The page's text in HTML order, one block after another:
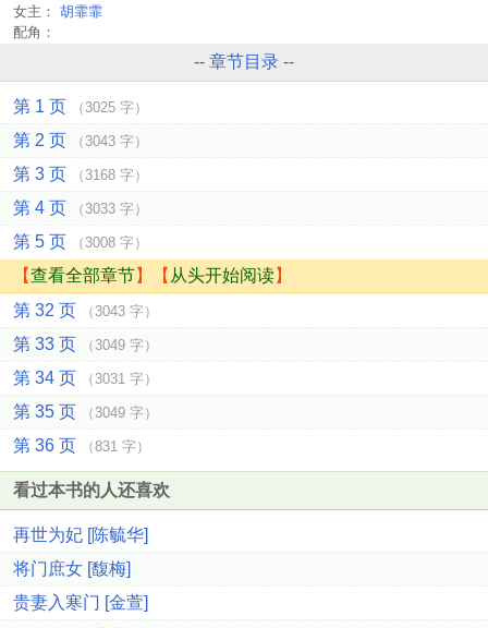
女主： 胡霏霏
配角：
-- 章节目录 --
第 1 页 （3025 字）
第 2 页 （3043 字）
第 3 页 （3168 字）
第 4 页 （3033 字）
第 5 页 （3008 字）
【查看全部章节】【 从头开始阅读】
第 32 页
（3043 字）
第 33 页 （3049 字）
第 34 页 （3031 字）
第 35 页 （3049 字）
第 36 页 （831 字）
看过本书的人还喜欢
再世为妃 [陈毓华]
将门庶女 [馥梅]
贵妻入寒门 [金萱]